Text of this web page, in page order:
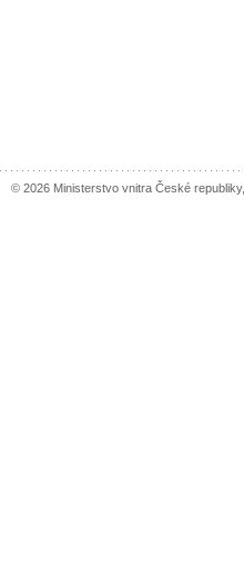
© 2026 Ministerstvo vnitra České